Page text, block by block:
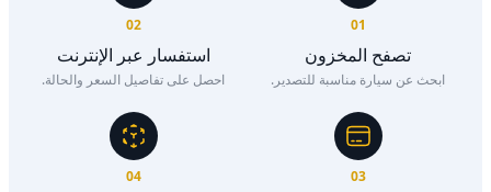
01
تصفح المخزون
ابحث عن سيارة مناسبة للتصدير.
02
استفسار عبر الإنترنت
احصل على تفاصيل السعر والحالة.
03
04